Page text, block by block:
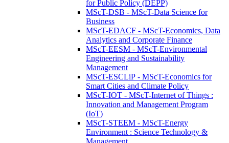
for Public Policy (DEPP)
MScT-DSB - MScT-Data Science for
Business
MScT-EDACF - MScT-Economics, Data
Analytics and Corporate Finance
MScT-EESM - MScT-Environmental
Engineering and Sustainability
Management
MScT-ESCLiP - MScT-Economics for
Smart Cities and Climate Policy
MScT-IOT - MScT-Internet of Things :
Innovation and Management Program
(IoT)
MScT-STEEM - MScT-Energy
Environment : Science Technology &
Management